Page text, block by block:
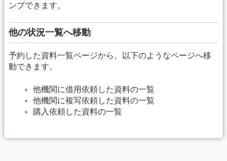
ンプできます。
他の状況一覧へ移動
予約した資料一覧ページから、以下のようなページへ移
動できます。
他機関に借用依頼した資料の一覧
他機関に複写依頼した資料の一覧
購入依頼した資料の一覧